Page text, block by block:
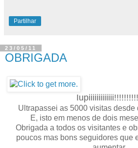
Partilhar
23/05/11
OBRIGADA
Ultrapassei as 5000 visitas desde
E, isto em menos de dois
Obrigada a todos os visitantes e
poucos mas bons seguidores que